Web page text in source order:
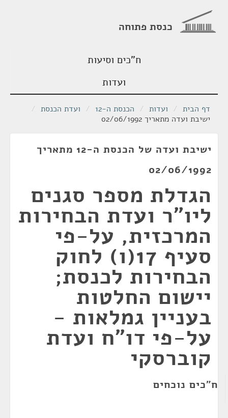
כנסת פתוחה
ח"כים וסיעות
ועדות
דף הבית / ועדות / הכנסת ה-12 / ועדת הכנסת /
ישיבת ועדה מתאריך 02/06/1992
ישיבת ועדה של הכנסת ה-12 מתאריך
02/06/1992
הגדלת מספר סגנים
ליו"ר ועדת הבחירות
המרכזית, על-פי
סעיף 17(ו) לחוק
הבחירות לכנסת;
יישום החלטות
בעניין גמלאות -
על-פי דו"ח ועדת
קוברסקי
ח"כים נוכחים